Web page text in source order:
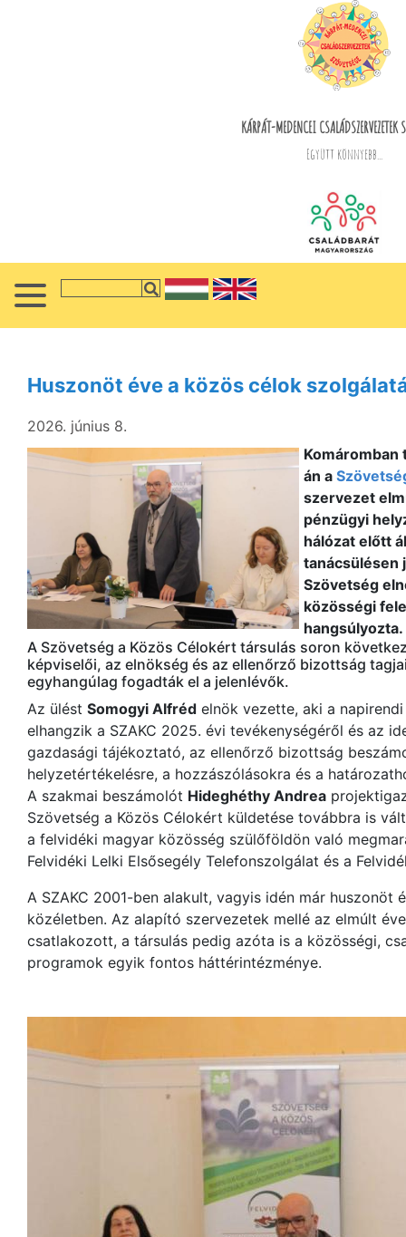
KÁRPÁT-MEDENCEI CSALÁDSZERVEZETEK
Együtt könnyebb...
Huszonöt éve a közös célok
2026. június 8.
án a
szervezet
pénzügyi
hálózat előtt
tanácsülésen
Szövetség
közösségi
hangsúlyozta.
A Szövetség a Közös Célokért társulás soron
képviselői, az elnökség és az ellenőrző bizottság
egyhangúlag fogadták el a jelenlévők.
Az ülést Somogyi Alfréd elnök vezette, aki a
elhangzik a SZAKC 2025. évi tevékenységéről és az
gazdasági tájékoztató, az ellenőrző bizottság
helyzetértékelésre, a hozzászólásokra és a
A szakmai beszámolót Hideghéthy Andrea
Szövetség a Közös Célokért küldetése továbbra is
a felvidéki magyar közösség szülőföldön való
Felvidéki Lelki Elsősegély Telefonszolgálat és a
A SZAKC 2001-ben alakult, vagyis idén már huszonöt
közéletben. Az alapító szervezetek mellé az elmúlt
csatlakozott, a társulás pedig azóta is a közösségi,
programok egyik fontos háttérintézménye.